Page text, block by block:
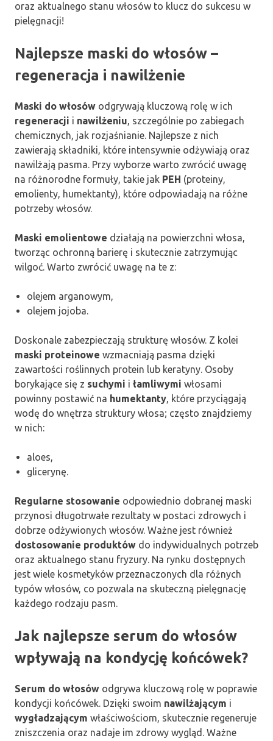
oraz aktualnego stanu włosów to klucz do sukcesu w
pielęgnacji!
Najlepsze maski do włosów –
regeneracja i nawilżenie
Maski do włosów odgrywają kluczową rolę w ich
regeneracji i nawilżeniu, szczególnie po zabiegach
chemicznych, jak rozjaśnianie. Najlepsze z nich
zawierają składniki, które intensywnie odżywiają oraz
nawilżają pasma. Przy wyborze warto zwrócić uwagę
na różnorodne formuły, takie jak PEH (proteiny,
emolienty, humektanty), które odpowiadają na różne
potrzeby włosów.
Maski emolientowe działają na powierzchni włosa,
tworząc ochronną barierę i skutecznie zatrzymując
wilgoć. Warto zwrócić uwagę na te z:
olejem arganowym,
olejem jojoba.
Doskonale zabezpieczają strukturę włosów. Z kolei
maski proteinowe wzmacniają pasma dzięki
zawartości roślinnych protein lub keratyny. Osoby
borykające się z suchymi i łamliwymi włosami
powinny postawić na humektanty, które przyciągają
wodę do wnętrza struktury włosa; często znajdziemy
w nich:
aloes,
glicerynę.
Regularne stosowanie odpowiednio dobranej maski
przynosi długotrwałe rezultaty w postaci zdrowych i
dobrze odżywionych włosów. Ważne jest również
dostosowanie produktów do indywidualnych potrzeb
oraz aktualnego stanu fryzury. Na rynku dostępnych
jest wiele kosmetyków przeznaczonych dla różnych
typów włosów, co pozwala na skuteczną pielęgnację
każdego rodzaju pasm.
Jak najlepsze serum do włosów
wpływają na kondycję końcówek?
Serum do włosów odgrywa kluczową rolę w poprawie
kondycji końcówek. Dzięki swoim nawilżającym i
wygładzającym właściwościom, skutecznie regeneruje
zniszczenia oraz nadaje im zdrowy wygląd. Ważne